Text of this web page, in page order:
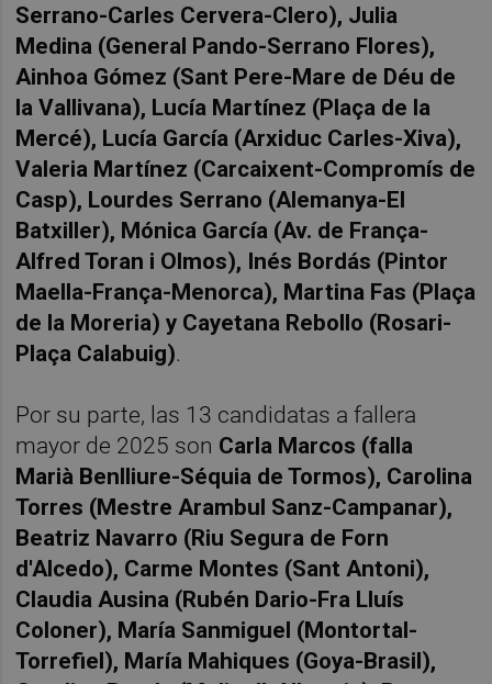
Serrano-Carles Cervera-Clero), Julia
Medina (General Pando-Serrano Flores),
Ainhoa Gómez (Sant Pere-Mare de Déu de
la Vallivana), Lucía Martínez (Plaça de la
Mercé), Lucía García (Arxiduc Carles-Xiva),
Valeria Martínez (Carcaixent-Compromís de
Casp), Lourdes Serrano (Alemanya-El
Batxiller), Mónica García (Av. de França-
Alfred Toran i Olmos), Inés Bordás (Pintor
Maella-França-Menorca), Martina Fas (Plaça
de la Moreria) y Cayetana Rebollo (Rosari-
Plaça Calabuig).
Por su parte, las 13 candidatas a fallera
mayor de 2025 son Carla Marcos (falla
Marià Benlliure-Séquia de Tormos), Carolina
Torres (Mestre Arambul Sanz-Campanar),
Beatriz Navarro (Riu Segura de Forn
d'Alcedo), Carme Montes (Sant Antoni),
Claudia Ausina (Rubén Dario-Fra Lluís
Coloner), María Sanmiguel (Montortal-
Torrefiel), María Mahiques (Goya-Brasil),